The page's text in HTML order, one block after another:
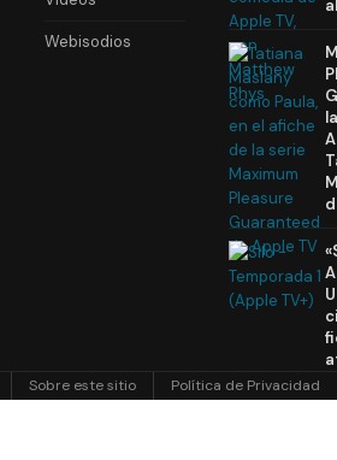
Webisodios
Sobre este sitio Política de Privacidad